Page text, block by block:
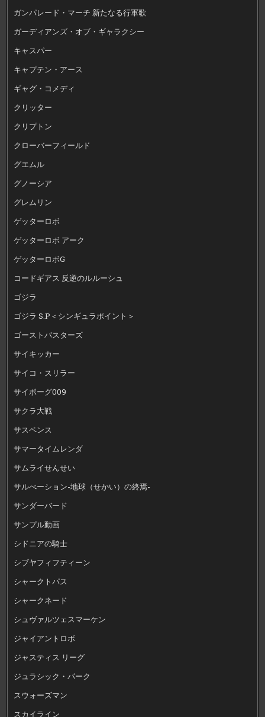
ガンパレード・マーチ 新たなる行軍歌
ガーディアンズ・オブ・ギャラクシー
キャスパー
キャプテン・アース
ギャグ・コメディ
クリッター
クリプトン
クローバーフィールド
グエムル
グノーシア
グレムリン
ゲッターロボ
ゲッターロボ アーク
ゲッターロボG
コードギアス 反逆のルルーシュ
ゴジラ
ゴジラ S.P＜シンギュラポイント＞
ゴーストバスターズ
サイキッカー
サイコ・スリラー
サイボーグ009
サクラ大戦
サスペンス
サマータイムレンダ
サムライせんせい
サルべーション-地球（せかい）の終焉-
サンダーバード
サンプル動画
シドニアの騎士
シブヤフィフティーン
シャークトパス
シャークネード
シュヴァルツェスマーケン
ジャイアントロボ
ジャスティス リーグ
ジュラシック・パーク
スウォーズマン
スカイライン